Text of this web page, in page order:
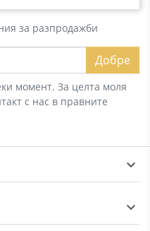
за разпродажби
Добре
момент. За целта моля
с нас в правните